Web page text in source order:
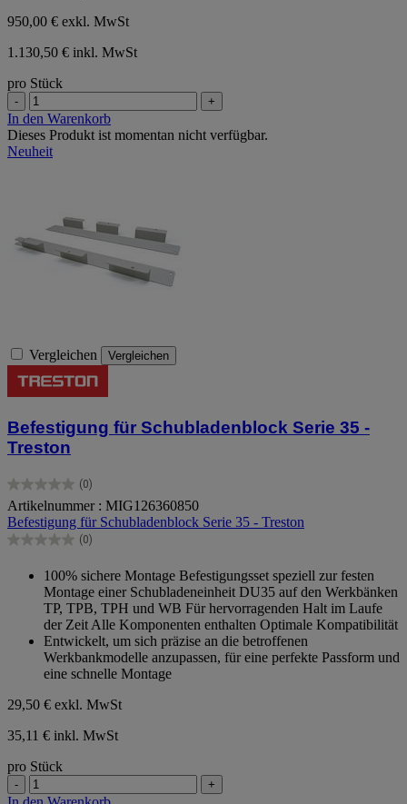
950,00 € exkl. MwSt
1.130,50 € inkl. MwSt
pro Stück
- +
In den Warenkorb
Dieses Produkt ist momentan nicht verfügbar.
Neuheit
Vergleichen Vergleichen
Befestigung für Schubladenblock Serie 35 -
Treston
(0)
0.0
von
5
Sternen.
Artikelnummer : MIG126360850
Befestigung für Schubladenblock Serie 35 - Treston
(0)
0.0
Sternen.
100% sichere Montage Befestigungsset speziell zur festen
Montage einer Schubladeneinheit DU35 auf den Werkbänken
TP, TPB, TPH und WB Für hervorragenden Halt im Laufe
der Zeit Alle Komponenten enthalten Optimale Kompatibilität
Entwickelt, um sich präzise an die betroffenen
Werkbankmodelle anzupassen, für eine perfekte Passform und
eine schnelle Montage
29,50 € exkl. MwSt
35,11 € inkl. MwSt
pro Stück
- +